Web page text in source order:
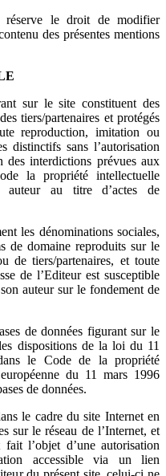
réserve le droit de modifier
des présentes mentions
sur le site constituent des
tiers/partenaires et protégés
reproduction, imitation ou
distinctifs sans l’autorisation
des interdictions prévues aux
la propriété intellectuelle
auteur au titre d’actes de
les dénominations sociales,
de domaine reproduits sur le
de tiers/partenaires, et toute
de l’Editeur est susceptible
auteur sur le fondement de
de données figurant sur le
dispositions de la loi du 11
le Code de la propriété
du 11 mars 1996
de données.
le cadre du site Internet en
sur le réseau de l’Internet, et
l’objet d’une autorisation
accessible via un lien